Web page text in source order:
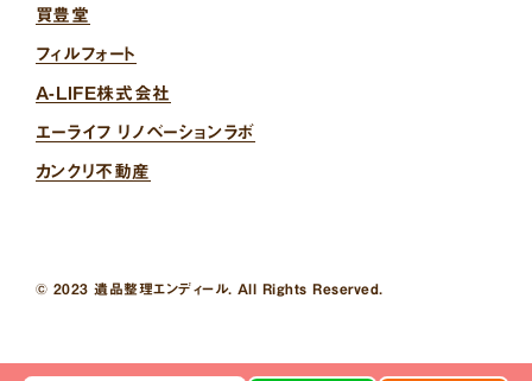
買豊堂
フィルフォート
A-LIFE株式会社
エーライフ リノベーションラボ
カンクリ不動産
© 2023 遺品整理エンディール. All Rights Reserved.